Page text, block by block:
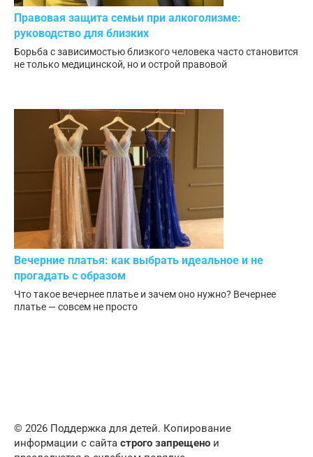
Правовая защита семьи при алкоголизме:
руководство для близких
Борьба с зависимостью близкого человека часто становится
не только медицинской, но и острой правовой
Вечерние платья: как выбрать идеальное и не
прогадать с образом
Что такое вечернее платье и зачем оно нужно? Вечернее
платье — совсем не просто
© 2026 Поддержка для детей. Копирование
информации с сайта строго запрещено и